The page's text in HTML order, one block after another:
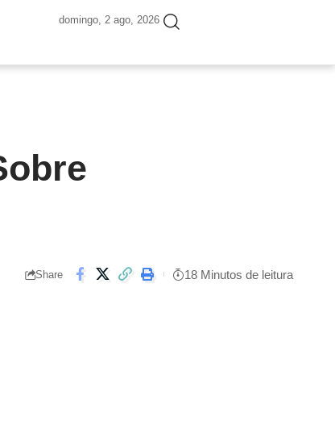
domingo, 2 ago, 2026
Share 18 Minutos de leitura